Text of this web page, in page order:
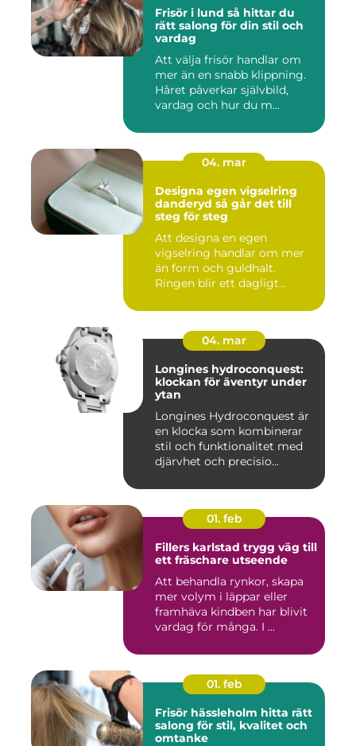
Frisör i lund så hittar du
rätt salong för din stil och
vardag
Att välja frisör handlar om
mer än en snabb klippning.
Håret påverkar självbild,
vardag och hur du m...
04. mar
Designa egen vigselring
danderyd så går det till
steg för steg
Att designa en egen
vigselring handlar om mer
än form och guldhalt.
Ringen blir ett dagligt
04. mar
Longines hydroconquest:
klockan för äventyr under
ytan
Longines Hydroconquest är
en klocka som kombinerar
stil och funktionalitet med
djärvhet och precisio...
01. feb
Fillers karlstad trygg väg till
ett fräschare utseende
Att behandla rynkor, skapa
mer volym i läppar eller
framhäva kindben har blivit
vardag för många. I ...
01. feb
Frisör hässleholm hitta rätt
salong för stil, kvalitet och
omtanke